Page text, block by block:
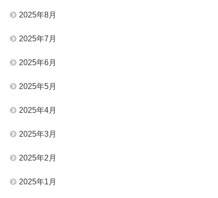
2025年8月
2025年7月
2025年6月
2025年5月
2025年4月
2025年3月
2025年2月
2025年1月